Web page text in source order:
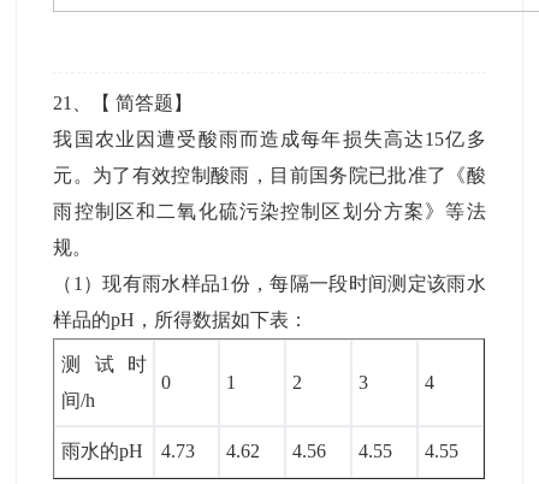
21 、【简答题 】
我国农业因遭受酸雨而造成每年损失高达15亿多
元。为了有效控制酸雨，目前国务院已批准了《酸
雨控制区和二氧化硫污染控制区划分方案》等法
规。
（1）现有雨水样品1份，每隔一段时间测定该雨水
样品的pH，所得数据如下表：
测试时
间/h
0 1 2 3 4
雨水的pH 4.73 4.62 4.56 4.55 4.55